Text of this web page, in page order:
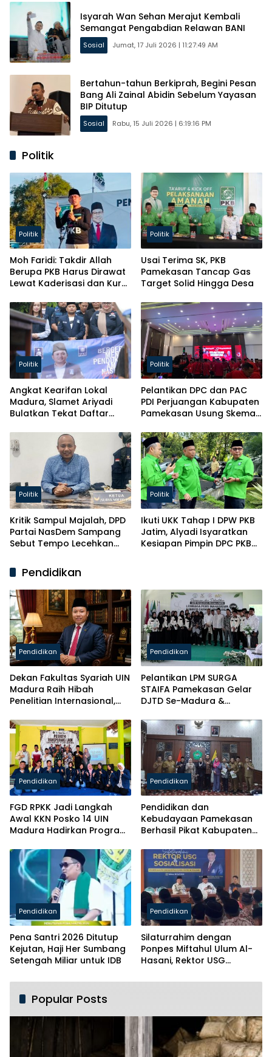
Isyarah Wan Sehan Merajut Kembali
Semangat Pengabdian Relawan BANI
Sosial Jumat, 17 Juli 2026 | 11:27:49 AM
Bertahun-tahun Berkiprah, Begini Pesan
Bang Ali Zainal Abidin Sebelum Yayasan
BIP Ditutup
Sosial Rabu, 15 Juli 2026 | 6:19:16 PM
Politik
Politik
Moh Faridi: Takdir Allah
Berupa PKB Harus Dirawat
Lewat Kaderisasi dan Kursi
Politik
Usai Terima SK, PKB
Pamekasan Tancap Gas
Target Solid Hingga Desa
Politik
Angkat Kearifan Lokal
Madura, Slamet Ariyadi
Bulatkan Tekat Daftar
Politik
Pelantikan DPC dan PAC
PDI Perjuangan Kabupaten
Pamekasan Usung Skema
Politik
Kritik Sampul Majalah, DPD
Partai NasDem Sampang
Sebut Tempo Lecehkan
Politik
Ikuti UKK Tahap I DPW PKB
Jatim, Alyadi Isyaratkan
Kesiapan Pimpin DPC PKB
Pendidikan
Pendidikan
Dekan Fakultas Syariah UIN
Madura Raih Hibah
Penelitian Internasional,
Kancah Global
Pendidikan
Pelantikan LPM SURGA
STAIFA Pamekasan Gelar
DJTD Se-Madura &
Pendidikan
FGD RPKK Jadi Langkah
Awal KKN Posko 14 UIN
Madura Hadirkan Program
Pendidikan
Pendidikan dan
Kebudayaan Pamekasan
Berhasil Pikat Kabupaten
Pendidikan
Pena Santri 2026 Ditutup
Kejutan, Haji Her Sumbang
Setengah Miliar untuk IDB
Pendidikan
Silaturrahim dengan
Ponpes Miftahul Ulum Al-
Hasani, Rektor USG
Beasiswa
Popular Posts